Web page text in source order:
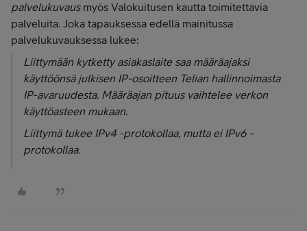
palvelukuvausmyös Valokuitusen kautta toimitettavia
palveluita. Joka tapauksessa edellä mainitussa
palvelukuvauksessa lukee:
Liittymään kytketty asiakaslaite saa määräajaksi
käyttöönsä julkisen IP-osoitteen Telian hallinnoimasta
IP-avaruudesta. Määräajan pituus vaihtelee verkon
käyttöasteen mukaan.
Liittymä tukee IPv4 -protokollaa, mutta ei IPv6 -
protokollaa.